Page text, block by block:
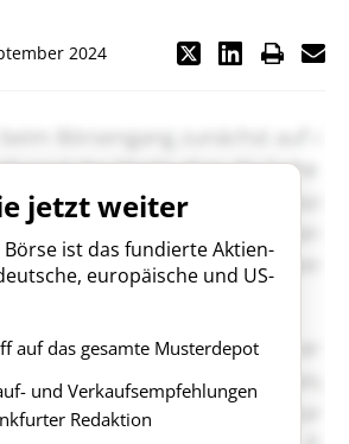
2024
jetzt weiter
Börse ist das fundierte Aktien-
europäische und US-
auf das gesamte Musterdepot
und Verkaufsempfehlungen
Redaktion